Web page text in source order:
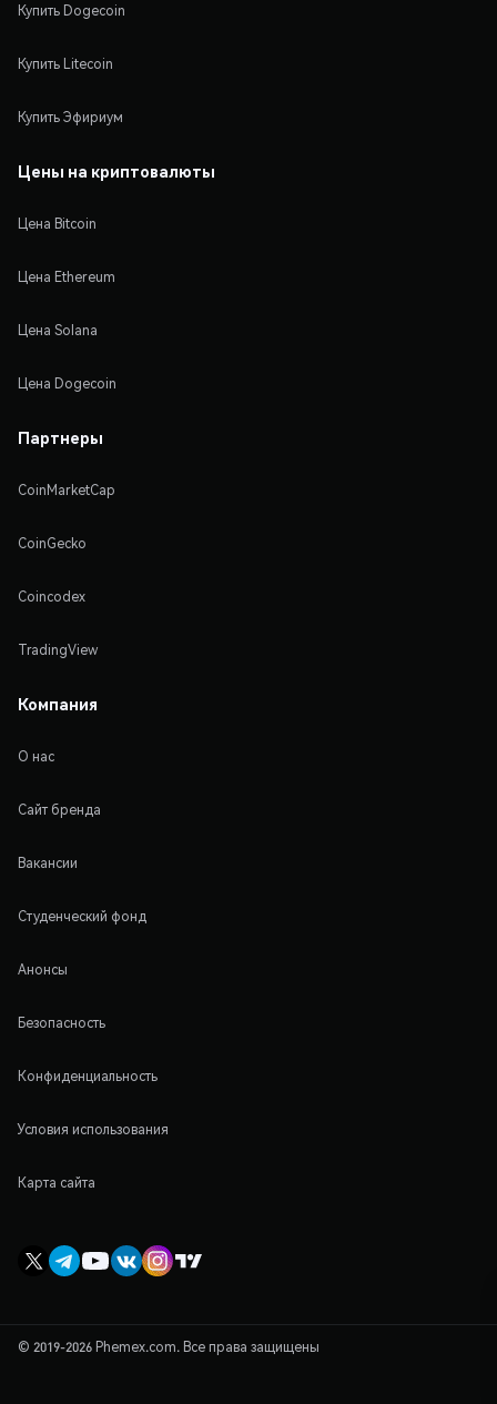
Купить Dogecoin
Купить Litecoin
Купить Эфириум
Цены на криптовалюты
Цена Bitcoin
Цена Ethereum
Цена Solana
Цена Dogecoin
Партнеры
CoinMarketCap
CoinGecko
Coincodex
TradingView
Компания
О нас
Сайт бренда
Вакансии
Студенческий фонд
Анонсы
Безопасность
Конфиденциальность
Условия использования
Карта сайта
© 2019-2026 Phemex.com. Все права защищены